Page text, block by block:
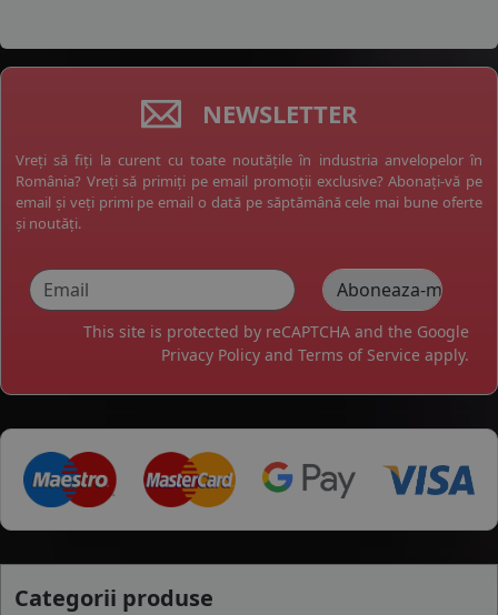
NEWSLETTER
Vreți să fiți la curent cu toate noutățile în industria anvelopelor în
România? Vreți să primiți pe email promoții exclusive? Abonați-vă pe
email și veți primi pe email o dată pe săptămână cele mai bune oferte
și noutăți.
This site is protected by reCAPTCHA and the Google
Privacy Policy and Terms of Service apply.
Categorii produse